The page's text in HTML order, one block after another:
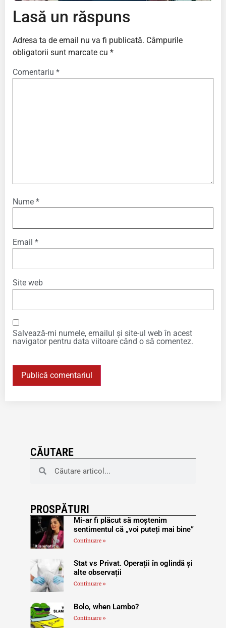
Lasă un răspuns
Adresa ta de email nu va fi publicată. Câmpurile
obligatorii sunt marcate cu *
Comentariu *
Nume *
Email *
Site web
Salvează-mi numele, emailul și site-ul web în acest
navigator pentru data viitoare când o să comentez.
CĂUTARE
PROSPĂTURI
Mi-ar fi plăcut să moștenim
sentimentul că „voi puteți mai bine”
Continuare »
Stat vs Privat. Operații în oglindă și
alte observații
Continuare »
Bolo, when Lambo?
Continuare »